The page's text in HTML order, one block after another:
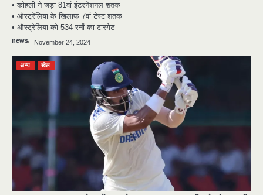
• कोहली ने जड़ा 81वां इंटरनेशनल शतक
• ऑस्ट्रेलिया के खिलाफ 7वां टेस्ट शतक
• ऑस्ट्रेलिया को 534 रनों का टारगेट
news November 24, 2024
अन्य खेल